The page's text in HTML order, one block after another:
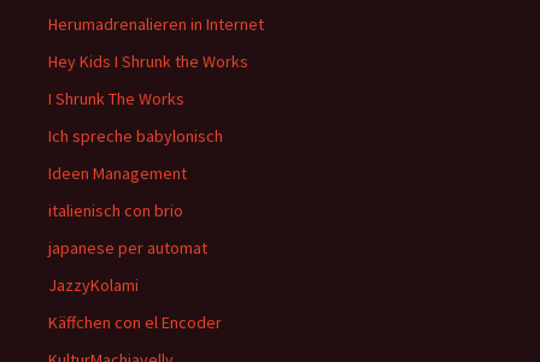
Herumadrenalieren in Internet
Hey Kids I Shrunk the Works
I Shrunk The Works
Ich spreche babylonisch
Ideen Management
italienisch con brio
japanese per automat
JazzyKolami
Käffchen con el Encoder